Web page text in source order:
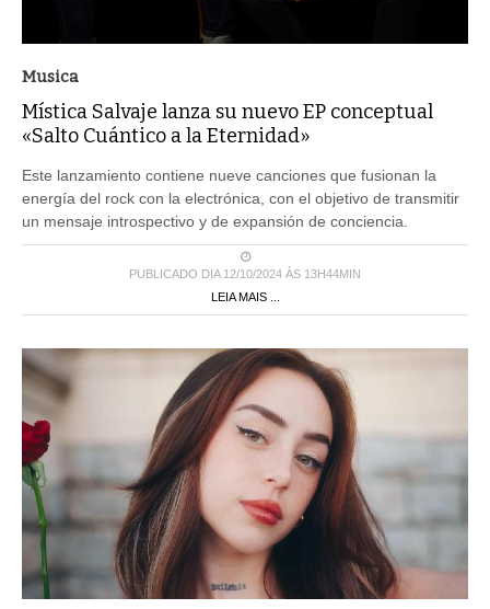
Musica
Mística Salvaje lanza su nuevo EP conceptual
«Salto Cuántico a la Eternidad»
Este lanzamiento contiene nueve canciones que fusionan la
energía del rock con la electrónica, con el objetivo de transmitir
un mensaje introspectivo y de expansión de conciencia.
PUBLICADO DIA 12/10/2024 ÀS 13H44MIN
LEIA MAIS ...